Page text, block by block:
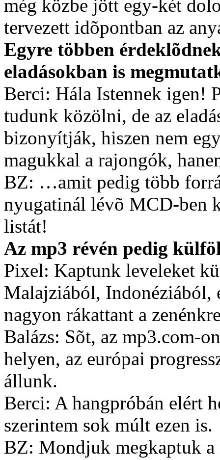
még közbe jött egy-két
tervezett idõpontban az
Egyre többen
eladásokban is
Berci: Hála Istennek igen!
tudunk közölni, de az
bizonyítják, hiszen nem
magukkal a rajongók,
BZ: …amit pedig több
nyugatinál lévõ MCD-ben
listát!
Az mp3 révén pedig
Pixel: Kaptunk leveleket
Malajziából, Indonéziából,
nagyon rákattant a
Balázs: Sõt, az mp3.com-
helyen, az európai
állunk.
Berci: A hangpróbán elért
szerintem sok múlt ezen is.
BZ: Mondjuk megkaptuk